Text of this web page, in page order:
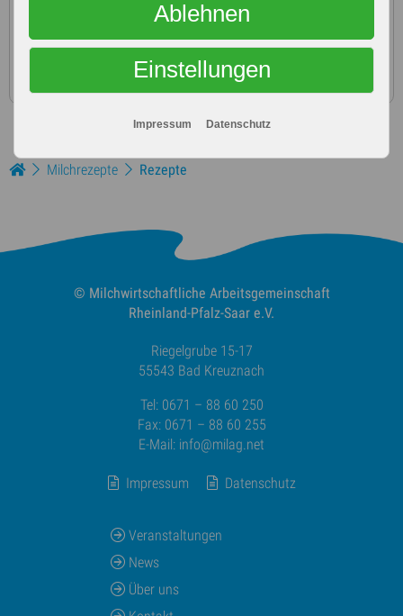
Mit Salz, Cayennepfeffer und Kümmel kräftig
Milchrezepte Rezepte
© Milchwirtschaftliche Arbeitsgemeinschaft
Rheinland-Pfalz-Saar e.V.
Riegelgrube 15-17
55543 Bad Kreuznach
Tel: 0671 – 88 60 250
Fax: 0671 – 88 60 255
E-Mail: info@milag.net
Impressum Datenschutz
Veranstaltungen
News
Über uns
Impressum Datenschutz
Einstellungen
Ablehnen